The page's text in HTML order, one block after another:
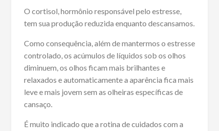
O cortisol, hormônio responsável pelo estresse,
tem sua produção reduzida enquanto descansamos.
Como consequência, além de mantermos o estresse
controlado, os acúmulos de líquidos sob os olhos
diminuem, os olhos ficam mais brilhantes e
relaxados e automaticamente a aparência fica mais
leve e mais jovem sem as olheiras específicas de
cansaço.
É muito indicado que a rotina de cuidados com a